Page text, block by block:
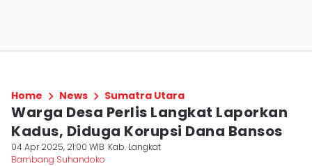
Home News Sumatra Utara
Warga Desa Perlis Langkat Laporkan
Kadus, Diduga Korupsi Dana Bansos
04 Apr 2025, 21:00 WIB Kab. Langkat
Bambang Suhandoko